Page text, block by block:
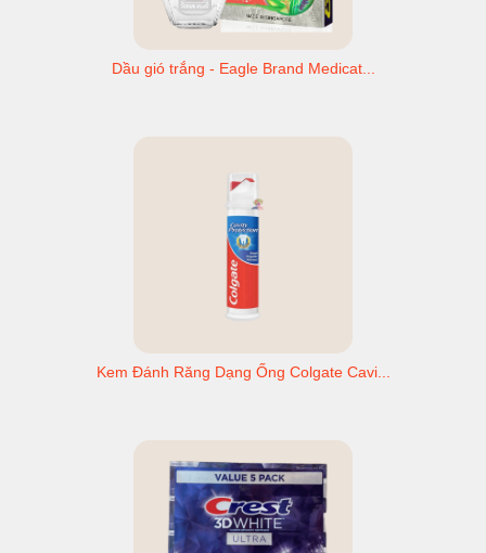
Dầu gió trắng - Eagle Brand Medicat...
Kem Đánh Răng Dạng Ống Colgate Cavi...